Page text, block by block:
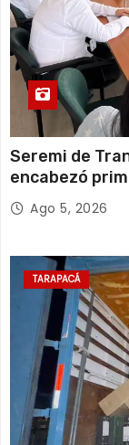
Seremi de
encabezó
retiro de
Ago 5, 2026
TARAPACÁ